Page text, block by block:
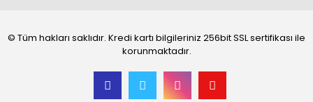
© Tüm hakları saklıdır. Kredi kartı bilgileriniz 256bit SSL sertifikası ile
korunmaktadır.